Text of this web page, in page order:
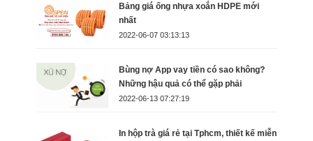
Bảng giá ống nhựa xoắn HDPE mới
nhất
2022-06-07 03:13:13
Bùng nợ App vay tiền có sao không?
Những hậu quả có thể gặp phải
2022-06-13 07:27:19
In hộp trà giá rẻ tại Tphcm, thiết kế miễn